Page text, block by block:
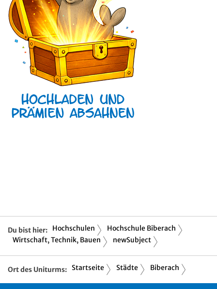
Du bist hier: Hochschulen
Hochschule Biberach
Wirtschaft, Technik, Bauen
newSubject
Ort des Uniturms: Startseite Städte Biberach